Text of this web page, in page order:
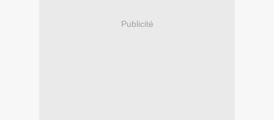
Publicité